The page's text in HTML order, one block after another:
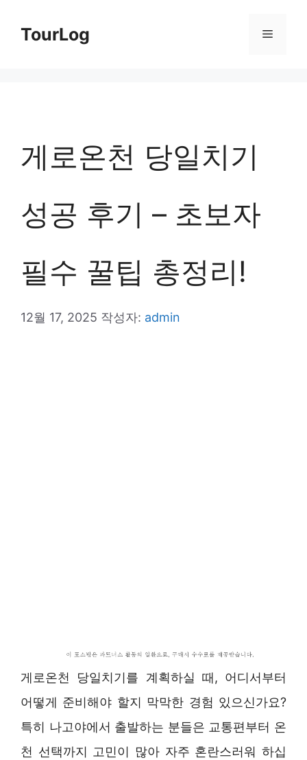
TourLog 메
게로온천 당일치기
성공 후기 – 초보자
필수 꿀팁 총정리!
12월 17, 2025 작성자: admin
게로온천 당일치기를 계획하실 때, 어디서부터
어떻게 준비해야 할지 막막한 경험 있으신가요?
특히 나고야에서 출발하는 분들은 교통편부터 온
천 선택까지 고민이 많아 자주 혼란스러워 하십